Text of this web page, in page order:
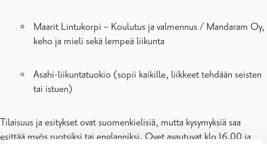
Maarit Lintukorpi – Koulutus ja valmennus / Mandaram Oy,
keho ja mieli sekä lempeä liikunta
Asahi-liikuntatuokio (sopii kaikille, liikkeet tehdään seisten
tai istuen)
Tilaisuus ja esitykset ovat suomenkielisiä, mutta kysymyksiä saa
esittää myös ruotsiksi tai englanniksi. Ovet avautuvat klo 16.00 ja